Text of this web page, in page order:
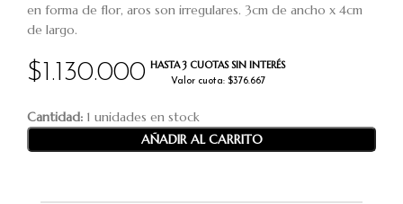
$1.130.000 HASTA 3 CUOTAS SIN INTERÉS
Valor cuota: $376.667
en forma de flor, aros son irregulares. 3cm de ancho x 4cm
de largo.
Cantidad: 1 unidades en stock
AÑADIR AL CARRITO